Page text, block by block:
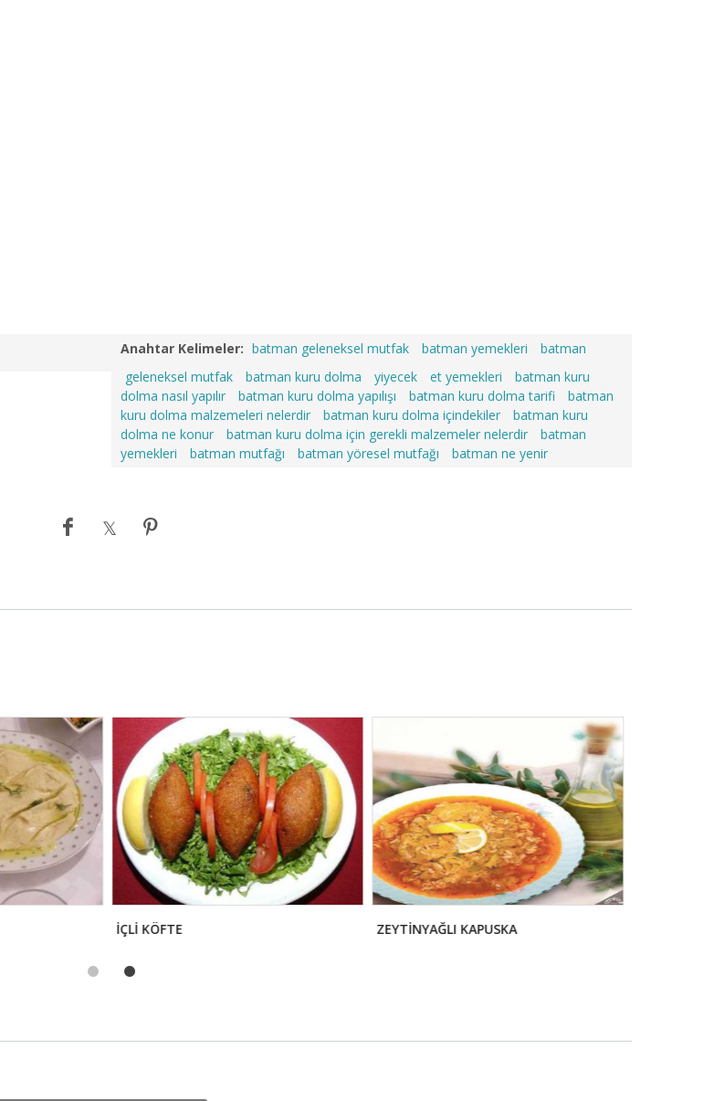
Anahtar Kelimeler: batman geleneksel mutfak batman yemekleri
batman
geleneksel mutfak
batman kuru dolma yiyecek et yemekleri
batman kuru
dolma nasıl yapılır
batman kuru dolma yapılışı batman kuru dolma tarifi
batman
kuru dolma malzemeleri nelerdir
batman kuru dolma içindekiler
batman kuru
dolma ne konur
batman kuru dolma için gerekli malzemeler nelerdir
batman
yemekleri
batman mutfağı batman yöresel mutfağı batman ne yenir
İÇLİ KÖFTE ZEYTİNYAĞLI KAPUSKA